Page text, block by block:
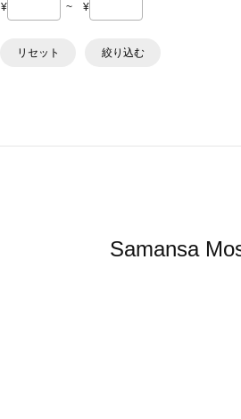
¥ ~ ¥
リセット 絞り込む
Samansa